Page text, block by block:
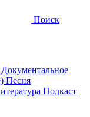
Поиск
Документальное
Песня
Подкаст